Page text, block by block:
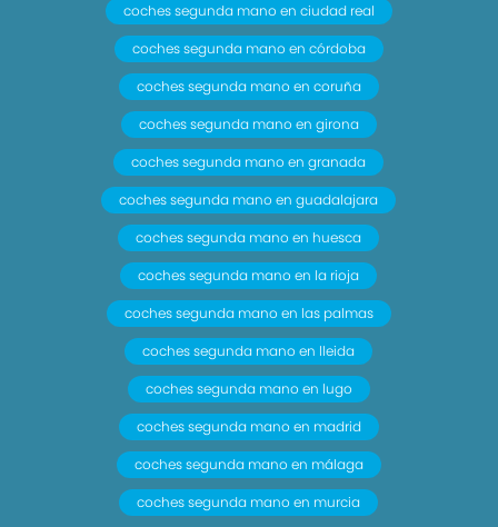
coches segunda mano en ciudad real
coches segunda mano en córdoba
coches segunda mano en coruña
coches segunda mano en girona
coches segunda mano en granada
coches segunda mano en guadalajara
coches segunda mano en huesca
coches segunda mano en la rioja
coches segunda mano en las palmas
coches segunda mano en lleida
coches segunda mano en lugo
coches segunda mano en madrid
coches segunda mano en málaga
coches segunda mano en murcia